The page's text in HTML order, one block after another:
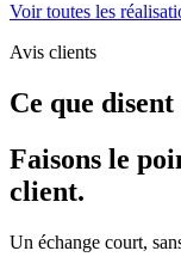
Voir toutes les
Avis clients
Ce que
Faisons le
client.
Un échange court,